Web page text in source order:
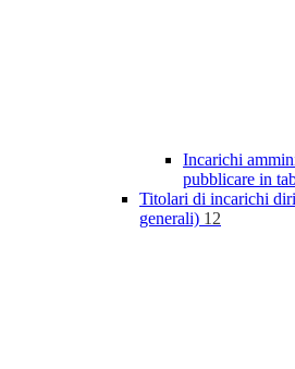
Incarichi
pubblicare in
Titolari di incarichi
generali) 12